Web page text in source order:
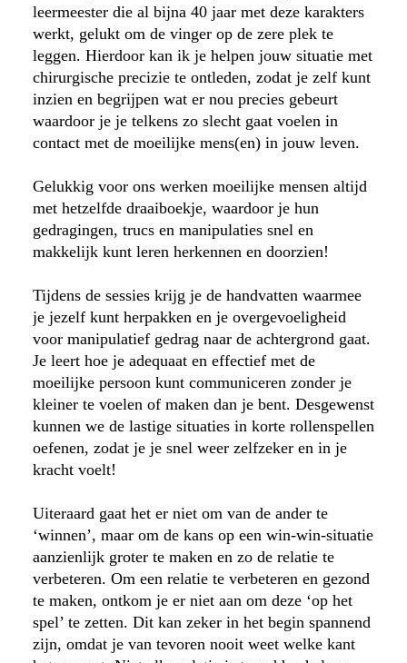
leermeester die al bijna 40 jaar met deze karakters
werkt, gelukt om de vinger op de zere plek te
leggen. Hierdoor kan ik je helpen jouw situatie met
chirurgische precizie te ontleden, zodat je zelf kunt
inzien en begrijpen wat er nou precies gebeurt
waardoor je je telkens zo slecht gaat voelen in
contact met de moeilijke mens(en) in jouw leven.
Gelukkig voor ons werken moeilijke mensen altijd
met hetzelfde draaiboekje, waardoor je hun
gedragingen, trucs en manipulaties snel en
makkelijk kunt leren herkennen en doorzien!
Tijdens de sessies krijg je de handvatten waarmee
je jezelf kunt herpakken en je overgevoeligheid
voor manipulatief gedrag naar de achtergrond gaat.
Je leert hoe je adequaat en effectief met de
moeilijke persoon kunt communiceren zonder je
kleiner te voelen of maken dan je bent. Desgewenst
kunnen we de lastige situaties in korte rollenspellen
oefenen, zodat je je snel weer zelfzeker en in je
kracht voelt!
Uiteraard gaat het er niet om van de ander te
‘winnen’, maar om de kans op een win-win-situatie
aanzienlijk groter te maken en zo de relatie te
verbeteren. Om een relatie te verbeteren en gezond
te maken, ontkom je er niet aan om deze ‘op het
spel’ te zetten. Dit kan zeker in het begin spannend
zijn, omdat je van tevoren nooit weet welke kant